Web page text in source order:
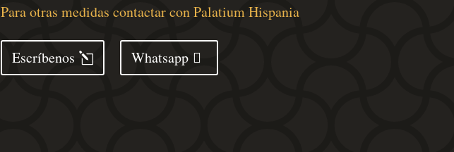
teca
120x35x81
cm
Para otras medidas contactar con Palatium Hispania
Escríbenos Whatsapp